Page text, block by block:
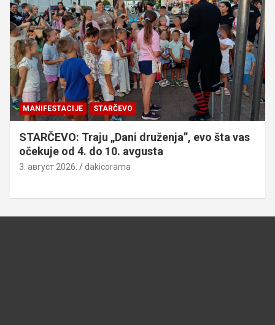
MANIFESTACIJE STARČEVO
STARČEVO: Traju „Dani druženja”, evo šta vas
očekuje od 4. do 10. avgusta
3. август 2026. dakicorama